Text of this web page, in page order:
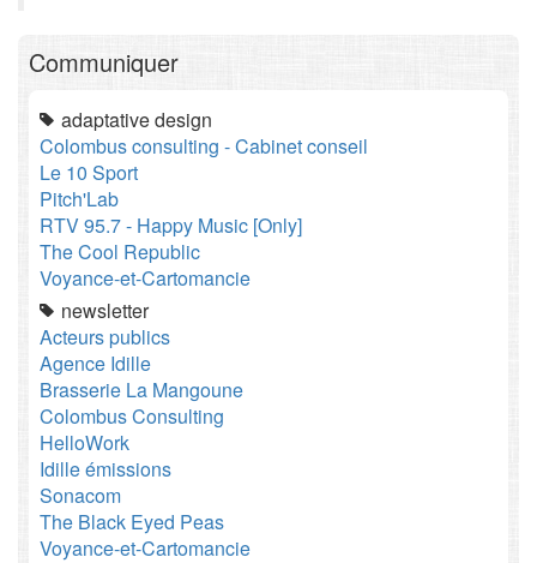
Communiquer
adaptative design
Colombus consulting - Cabinet conseil
Le 10 Sport
Pitch'Lab
RTV 95.7 - Happy Music [Only]
The Cool Republic
Voyance-et-Cartomancie
newsletter
Acteurs publics
Agence Idille
Brasserie La Mangoune
Colombus Consulting
HelloWork
Idille émissions
Sonacom
The Black Eyed Peas
Voyance-et-Cartomancie